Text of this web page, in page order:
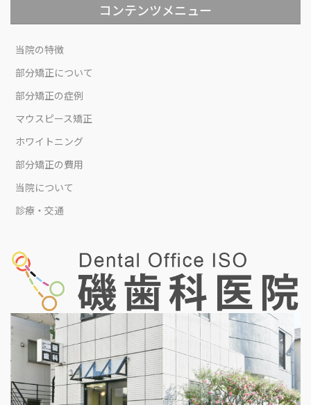
コンテンツメニュー
当院の特徴
部分矯正について
部分矯正の症例
マウスピース矯正
ホワイトニング
部分矯正の費用
当院について
診療・交通